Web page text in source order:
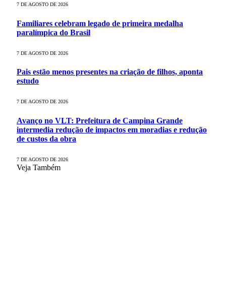
7 DE AGOSTO DE 2026
Familiares celebram legado de primeira medalha
paralímpica do Brasil
7 DE AGOSTO DE 2026
Pais estão menos presentes na criação de filhos, aponta
estudo
7 DE AGOSTO DE 2026
Avanço no VLT: Prefeitura de Campina Grande
intermedia redução de impactos em moradias e redução
de custos da obra
7 DE AGOSTO DE 2026
Veja Também